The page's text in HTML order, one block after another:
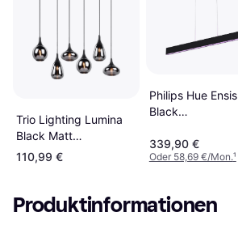
Trio Lighting Lumina
Black Matt
Pendelleuchte 93cm
110,99 €
Philips Hue Ensis
Black
129.8cm
339,90 €
Oder 58,69 €/Mon.¹
Produktinformationen